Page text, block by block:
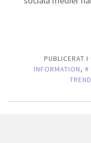
PUBLICERAT I
INFORMATION,